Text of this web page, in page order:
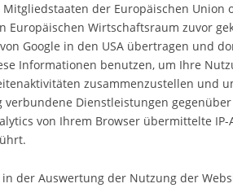
der Europäischen Union
Europäischen Wirtschaftsraum zuvor
Google in den USA übertragen und
Informationen benutzen, um Ihre
zusammenzustellen und
Dienstleistungen
von Ihrem Browser übermittelte
der Auswertung der Nutzung der